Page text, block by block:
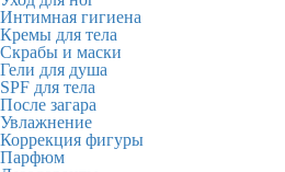
Интимная гигиена
Кремы для тела
Скрабы и маски
Гели для душа
SPF для тела
После загара
Увлажнение
Коррекция фигуры
Парфюм